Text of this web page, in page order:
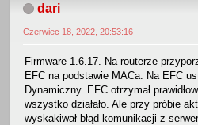
dari
Czerwiec 18, 2022, 20:53:16
Firmware 1.6.17. Na routerze
EFC na podstawie MACa. Na EFC
Dynamiczny. EFC otrzymał
wszystko działało. Ale przy próbie
wyskakiwał błąd komunikacji z